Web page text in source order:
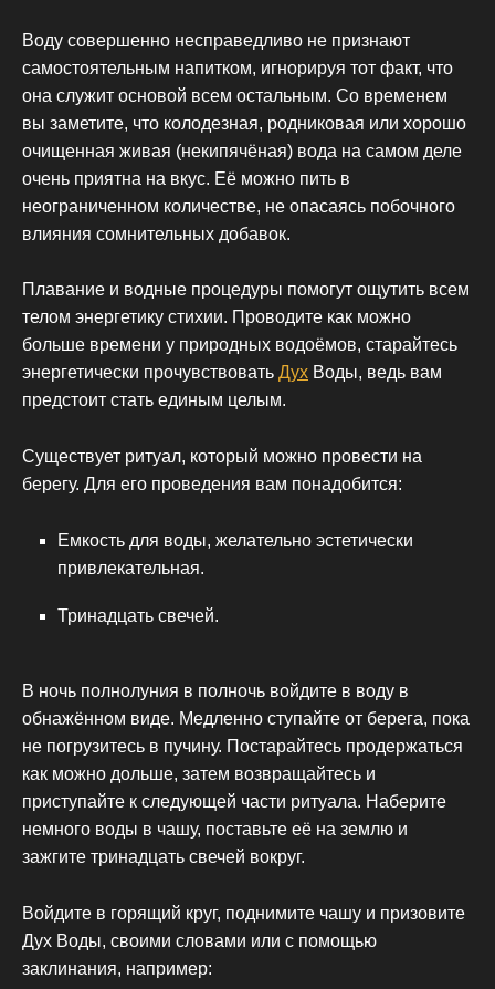
Воду совершенно несправедливо не признают
самостоятельным напитком, игнорируя тот факт, что
она служит основой всем остальным. Со временем
вы заметите, что колодезная, родниковая или хорошо
очищенная живая (некипячёная) вода на самом деле
очень приятна на вкус. Её можно пить в
неограниченном количестве, не опасаясь побочного
влияния сомнительных добавок.
Плавание и водные процедуры помогут ощутить всем
телом энергетику стихии. Проводите как можно
больше времени у природных водоёмов, старайтесь
энергетически прочувствовать Дух Воды, ведь вам
предстоит стать единым целым.
Существует ритуал, который можно провести на
берегу. Для его проведения вам понадобится:
Емкость для воды, желательно эстетически
привлекательная.
Тринадцать свечей.
В ночь полнолуния в полночь войдите в воду в
обнажённом виде. Медленно ступайте от берега, пока
не погрузитесь в пучину. Постарайтесь продержаться
как можно дольше, затем возвращайтесь и
приступайте к следующей части ритуала. Наберите
немного воды в чашу, поставьте её на землю и
зажгите тринадцать свечей вокруг.
Войдите в горящий круг, поднимите чашу и призовите
Дух Воды, своими словами или с помощью
заклинания, например: